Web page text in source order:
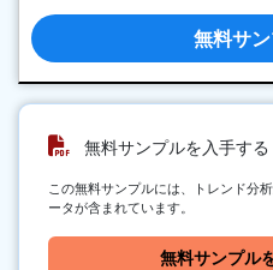
無料サ
無料サンプルを入手する
この無料サンプルには、トレンド分
ータが含まれています。
無料サンプル